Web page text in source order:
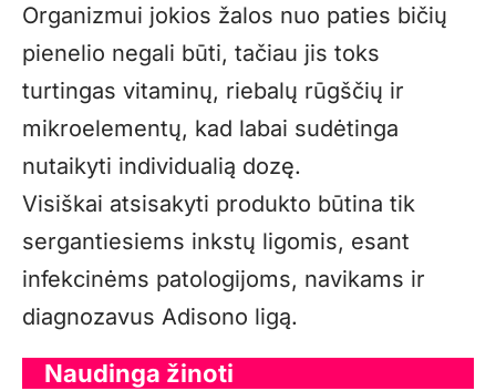
Organizmui jokios žalos nuo paties bičių
pienelio negali būti, tačiau jis toks
turtingas vitaminų, riebalų rūgščių ir
mikroelementų, kad labai sudėtinga
nutaikyti individualią dozę.
Visiškai atsisakyti produkto būtina tik
sergantiesiems inkstų ligomis, esant
infekcinėms patologijoms, navikams ir
diagnozavus Adisono ligą.
Naudinga žinoti